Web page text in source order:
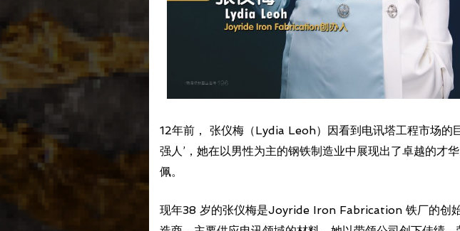
12年前， 张仪梅（Lydia Leoh）因看到电讯塔工程市场的
强人’，她在以男性为主的钢铁制造业中展现出了卓越的才
佩。
现年38 岁的张仪梅是Joyride Iron Fabrication 铁厂的创